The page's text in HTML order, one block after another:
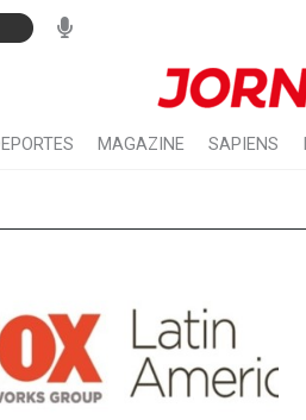
MAGAZINE SAPIENS